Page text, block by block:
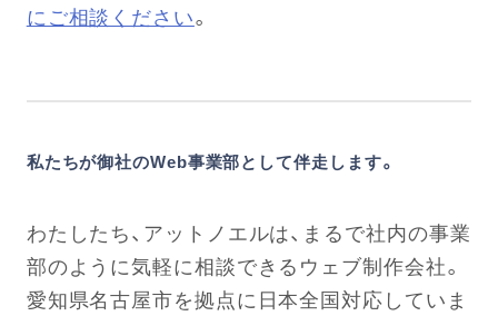
にご相談ください。
私たちが御社のWeb事業部として伴走します。
わたしたち、アットノエルは、まるで社内の事業
部のように気軽に相談できるウェブ制作会社。
愛知県名古屋市を拠点に日本全国対応していま